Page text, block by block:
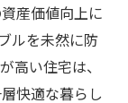
ント解説
チェックリ
産価値向上に
ルを未然に防
高い住宅は、
快適な暮らし